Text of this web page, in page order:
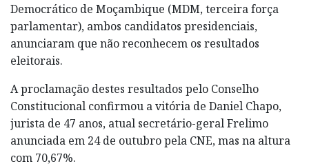
Democrático de Moçambique (MDM, terceira força
parlamentar), ambos candidatos presidenciais,
anunciaram que não reconhecem os resultados
eleitorais.
A proclamação destes resultados pelo Conselho
Constitucional confirmou a vitória de Daniel Chapo,
jurista de 47 anos, atual secretário-geral Frelimo
anunciada em 24 de outubro pela CNE, mas na altura
com 70,67%.